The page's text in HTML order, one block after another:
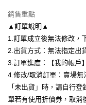
法說明評估內容。
【繳款方式說明】
1.分期款項不併入電信帳單
醒簡訊。
帳／街口支付／iPASS
【注意事項】
1.本服務係由「台灣大哥大
用戶於交易時，得透過本服
買賣價金債權讓與本公司後
３．安心：先確認商品／服
【「AFTEE先享後付」結帳
１．於結帳方式選擇「
結帳頁面，進行簡訊認證並
３．收到繳費通知簡訊後14
ATM／網路銀行／等多元方
※ 請注意：結帳手續完成當
購買商品的店家。未經商家
後付繳納相關費用。
全家付款取貨
每筆NT$80，滿NT$699(
付款後全家取貨
每筆NT$80，滿NT$699(
7-11付款取貨
每筆NT$80，滿NT$699(
銷售重點
▲訂單說明▲
1.訂單成立後無法修改，
2.出貨方式：無法指定出
3.訂單進度：【我的帳戶
4.修改/取消訂單：賣場
「未出貨」時，請自行
單若有使用折價券，取消